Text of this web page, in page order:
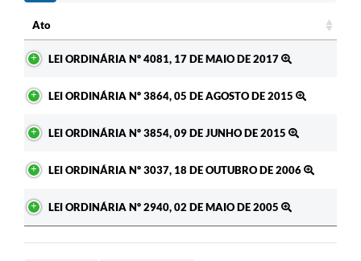
Ato
LEI ORDINÁRIA Nº 4081, 17 DE MAIO DE 2017
LEI ORDINÁRIA Nº 3864, 05 DE AGOSTO DE 2015
LEI ORDINÁRIA Nº 3854, 09 DE JUNHO DE 2015
LEI ORDINÁRIA Nº 3037, 18 DE OUTUBRO DE 2006
LEI ORDINÁRIA Nº 2940, 02 DE MAIO DE 2005